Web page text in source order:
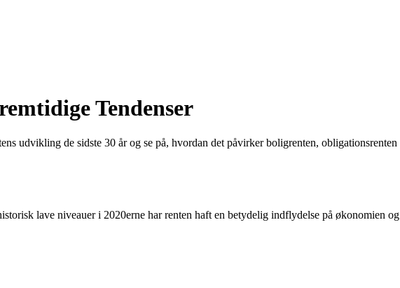
Tendenser
udvikling de sidste 30 år og se på, hvordan det påvirker boligrenten, obligationsrenten
lave niveauer i 2020erne har renten haft en betydelig indflydelse på økonomien og